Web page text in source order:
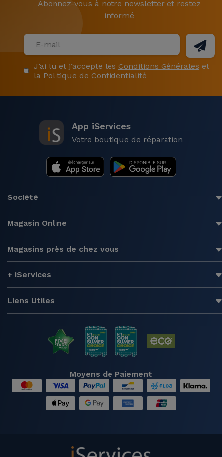
Abonnez-vous à notre newsletter et restez
informé
J’ai lu et j’accepte les Conditions Générales et
la Politique de Confidentialité
App iServices
Votre boutique de réparation
Société
Magasin Online
Magasins près de chez vous
+ iServices
Liens Utiles
Moyens de Paiement